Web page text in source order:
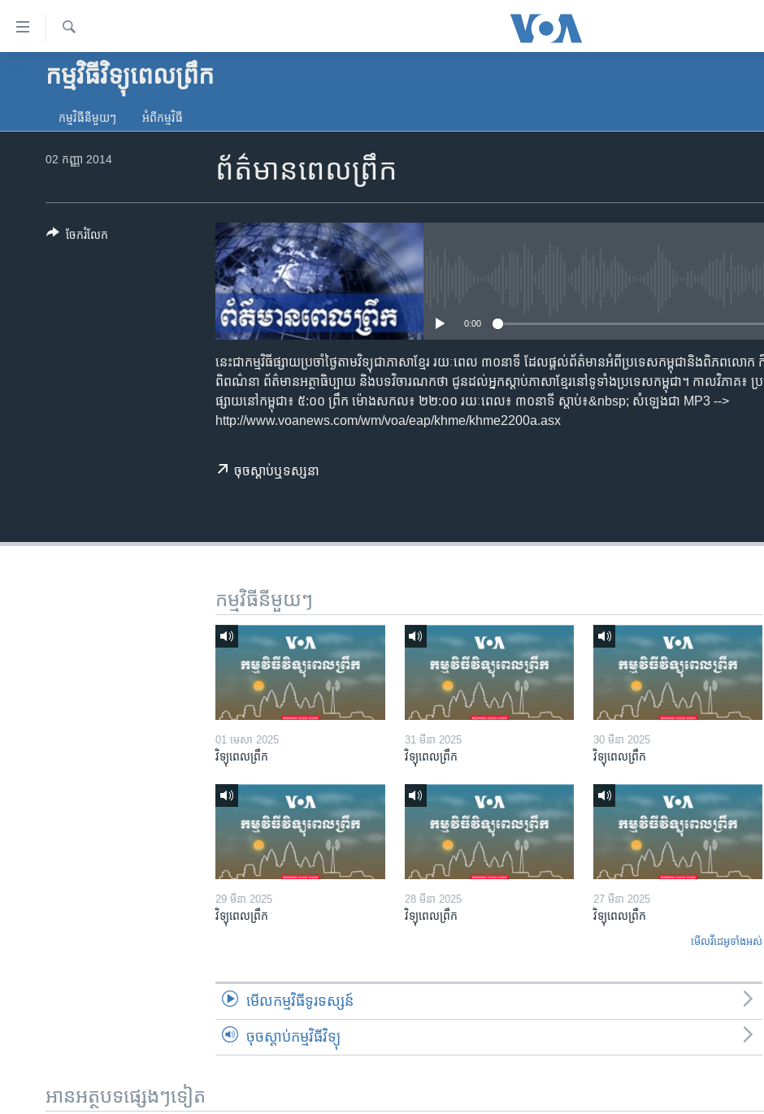
ទៅ​
គេហទំព័រ​
ទាក់ទង
និង​
រក
អាមេរិក
រក
កម្មវិធីវិទ្យុពេលព្រឹក
ទទួល​​​សេវា​​​ Podcast
កម្មវិធី​នីមួយៗ អំពី​កម្មវិធី​
ព័ត៌មានពេលព្រឹក
02 កញ្ញា 2014
0:00
នេះជា​កម្ម​វិធីផ្សាយ​ប្រចាំថ្ងៃ​តាម​វិទ្យុ​ជា​ភាសា​ខ្មែរ​ រយៈ​ពេល​ ៣០​​នាទី ដែល​ផ្តល់​ព័ត៌មាន​អំពី​ប្រទេស​កម្ពុជា​និង​ពិភព​លោក​
ពិពណ៌នា​ ព័ត៌មាន​អត្ថា​ធិប្បាយ​ និង​បទ​​វិចារណកថា​ ជូន​ដល់​អ្នក​ស្តាប់​ភាសា​ខ្មែរ​នៅ​ទូទាំង​ប្រទេស​កម្ពុជា។ កាល​វិភាគ៖ ប្រ
ផ្សាយ​នៅ​កម្ពុជា៖ ៥:០០ ព្រឹក ម៉ោង​សកល៖ ២២:០០ រយៈពេល៖ ៣០​នាទី ស្តាប់​៖&nbsp; សំឡេងជា​ MP3 -->
http://www.voanews.com/wm/voa/eap/khme/khme2200a.asx
ចុច​​ស្តាប់​ឬ​ទស្សនា
ចែករំលែក
កម្មវិធី​នីមួយៗ
01 មេសា 2025
វិទ្យុពេលព្រឹក
31 មីនា 2025
វិទ្យុពេលព្រឹក
30 មីនា 2025
វិទ្យុពេលព្រឹក
29 មីនា 2025
វិទ្យុពេលព្រឹក
28 មីនា 2025
វិទ្យុពេលព្រឹក
27 មីនា 2025
វិទ្យុពេលព្រឹក
មើល​វីដេអូ​ទាំង​អស់
មើល​កម្មវិធី​ទូរទស្សន៍
ចុចស្តាប់កម្មវិធីវិទ្យុ
អានអត្ថបទផ្សេងៗទៀត